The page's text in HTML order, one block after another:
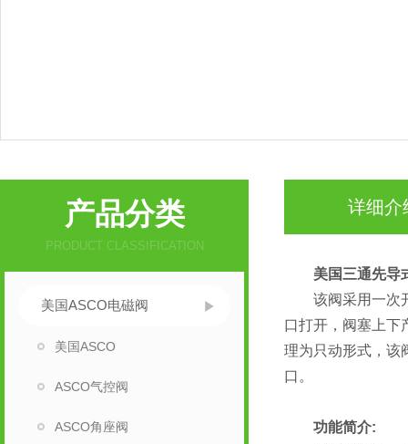
产品分类
PRODUCT CLASSIFICATION
美国ASCO电磁阀
美国ASCO
ASCO气控阀
ASCO角座阀
详细介
美国三通先导
该阀采用一次开
口打开，阀塞上下
理为只动形式，该
口。
功能简介: